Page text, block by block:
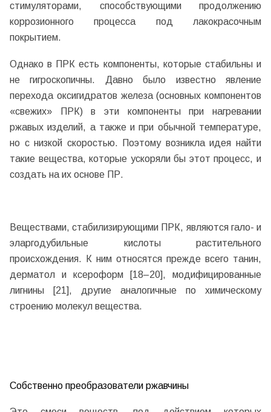
стимуляторами, способствующими продолжению
коррозионного процесса под лакокрасочным
покрытием.
Однако в ПРК есть компоненты, которые стабильны и
не гигроскопичны. Давно было известно явление
перехода оксигидратов железа (основных компонентов
«свежих» ПРК) в эти компоненты при нагревании
ржавых изделий, а также и при обычной температуре,
но с низкой скоростью. Поэтому возникла идея найти
такие вещества, которые ускоряли бы этот процесс, и
создать на их основе ПР.
Веществами, стабилизирующими ПРК, являются гало- и
эларгодубильные кислоты растительного
происхождения. К ним относятся прежде всего танин,
дерматол и ксероформ [18–20], модифицированные
лигнины [21], другие аналогичные по химическому
строению молекул вещества.
Собственно преобразователи ржавчины